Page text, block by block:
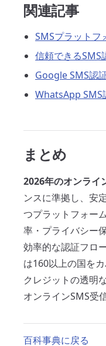
関連記事
SMSプラットフ
信頼できるSMS
Google SMS認
WhatsApp SMS
まとめ
2026年のオンライ
ンスに準拠し、安
つプラットフォー
率・プライバシー
効率的な認証フロ
は160以上の国を
クレジットの透明
オンラインSMS受
百科事典に戻る